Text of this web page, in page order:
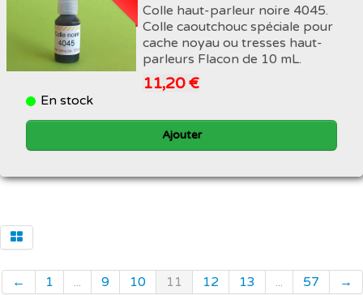
Colle haut-parleur noire 4045.
Colle caoutchouc spéciale pour
cache noyau ou tresses haut-
parleurs Flacon de 10 mL.
11,20 €
En stock
Ajouter
← 1 ... 9 10 11 12 13 ... 57 →